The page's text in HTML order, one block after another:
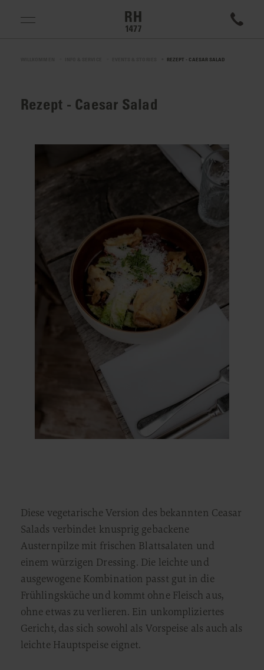
REZEPT - CAESAR SALAD
Rezept - Caesar Salad
Diese vegetarische Version des bekannten Ceasar
Salads verbindet knusprig gebackene
Austernpilze mit frischen Blattsalaten und
einem würzigen Dressing. Die leichte und
ausgewogene Kombination passt gut in die
Frühlingsküche und kommt ohne Fleisch aus,
ohne etwas zu verlieren. Ein unkompliziertes
Gericht, das sich sowohl als Vorspeise als auch als
leichte Hauptspeise eignet.